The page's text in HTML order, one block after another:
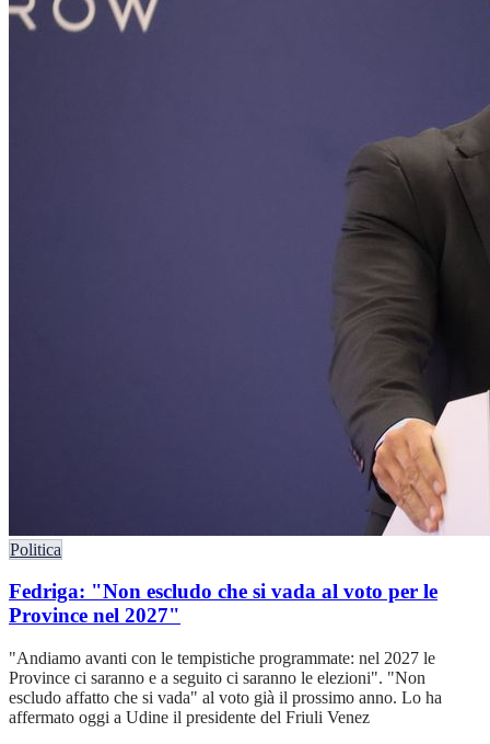
Politica
Fedriga: "Non escludo che si vada al voto per le
Province nel 2027"
"Andiamo avanti con le tempistiche programmate: nel 2027 le
Province ci saranno e a seguito ci saranno le elezioni". "Non
escludo affatto che si vada" al voto già il prossimo anno. Lo ha
affermato oggi a Udine il presidente del Friuli Venez